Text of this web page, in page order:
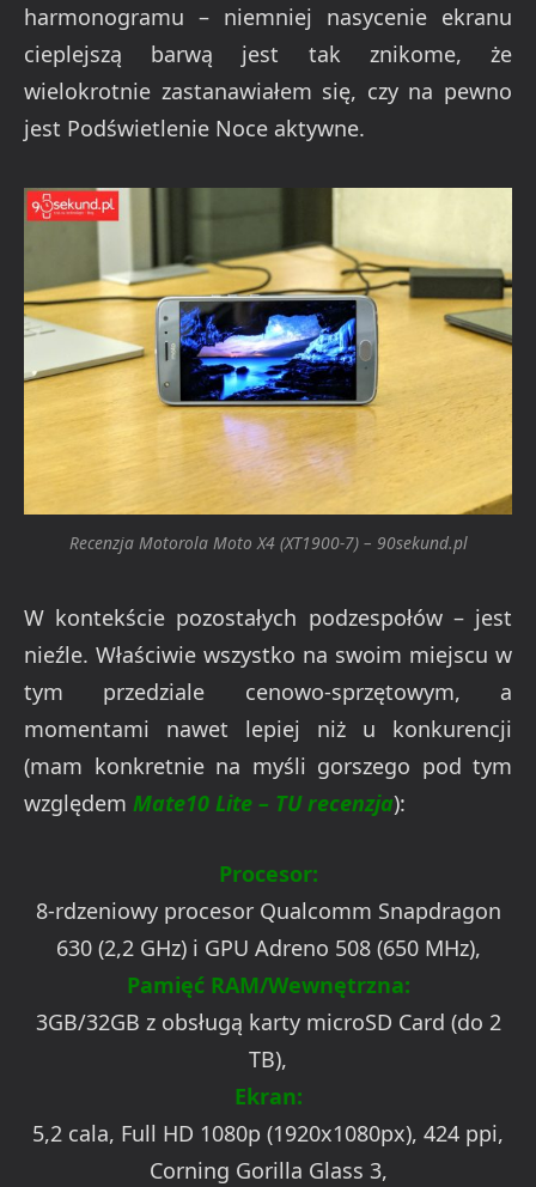
harmonogramu – niemniej nasycenie ekranu
cieplejszą barwą jest tak znikome, że
wielokrotnie zastanawiałem się, czy na pewno
jest Podświetlenie Noce aktywne.
Recenzja Motorola Moto X4 (XT1900-7) – 90sekund.pl
W kontekście pozostałych podzespołów – jest
nieźle. Właściwie wszystko na swoim miejscu w
tym przedziale cenowo-sprzętowym, a
momentami nawet lepiej niż u konkurencji
(mam konkretnie na myśli gorszego pod tym
względem Mate10 Lite – TU recenzja):
Procesor:
8-rdzeniowy procesor Qualcomm Snapdragon
630 (2,2 GHz) i GPU Adreno 508 (650 MHz),
Pamięć RAM/Wewnętrzna:
3GB/32GB z obsługą karty microSD Card (do 2
TB),
Ekran:
5,2 cala, Full HD 1080p (1920x1080px), 424 ppi,
Corning Gorilla Glass 3,